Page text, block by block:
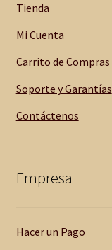
Tienda
Mi Cuenta
Carrito de Compras
Soporte y Garantías
Contáctenos
Empresa
Hacer un Pago